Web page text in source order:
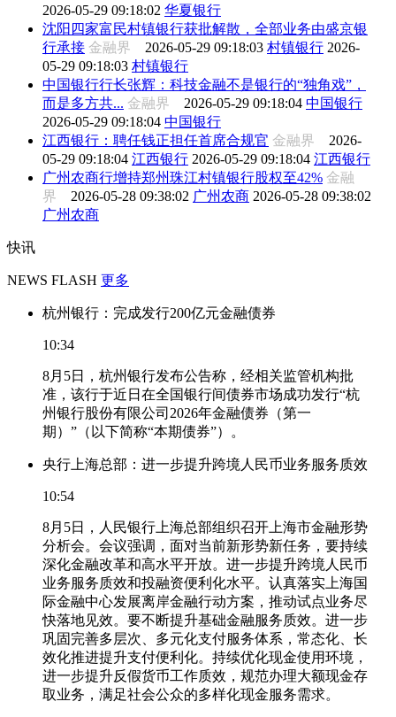
2026-05-29 09:18:02 华夏银行
沈阳四家富民村镇银行获批解散，全部业务由盛京银
行承接 金融界 2026-05-29 09:18:03 村镇银行 2026-
05-29 09:18:03 村镇银行
中国银行行长张辉：科技金融不是银行的“独角戏”，
而是多方共... 金融界 2026-05-29 09:18:04 中国银行
2026-05-29 09:18:04 中国银行
江西银行：聘任钱正担任首席合规官 金融界 2026-
05-29 09:18:04 江西银行 2026-05-29 09:18:04 江西银行
广州农商行增持郑州珠江村镇银行股权至42% 金融
界 2026-05-28 09:38:02 广州农商 2026-05-28 09:38:02
广州农商
快讯
NEWS FLASH 更多
杭州银行：完成发行200亿元金融债券
10:34
8月5日，杭州银行发布公告称，经相关监管机构批
准，该行于近日在全国银行间债券市场成功发行“杭
州银行股份有限公司2026年金融债券（第一
期）”（以下简称“本期债券”）。
央行上海总部：进一步提升跨境人民币业务服务质效
10:54
8月5日，人民银行上海总部组织召开上海市金融形势
分析会。会议强调，面对当前新形势新任务，要持续
深化金融改革和高水平开放。进一步提升跨境人民币
业务服务质效和投融资便利化水平。认真落实上海国
际金融中心发展离岸金融行动方案，推动试点业务尽
快落地见效。要不断提升基础金融服务质效。进一步
巩固完善多层次、多元化支付服务体系，常态化、长
效化推进提升支付便利化。持续优化现金使用环境，
进一步提升反假货币工作质效，规范办理大额现金存
取业务，满足社会公众的多样化现金服务需求。